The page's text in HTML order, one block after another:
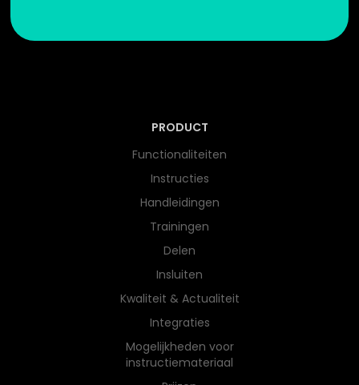
PRODUCT
Functionaliteiten
Instructies
Handleidingen
Trainingen
Delen
Insluiten
Kwaliteit & Actualiteit
Integraties
Mogelijkheden voor
instructiemateriaal